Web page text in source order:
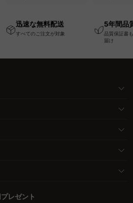
ァ迅速な無料配送
すべてのご注文が対象
5年間品
品質保証書
届け
レゼント